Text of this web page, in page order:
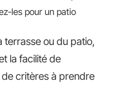
les pour un patio
terrasse ou du patio,
la facilité de
critères à prendre